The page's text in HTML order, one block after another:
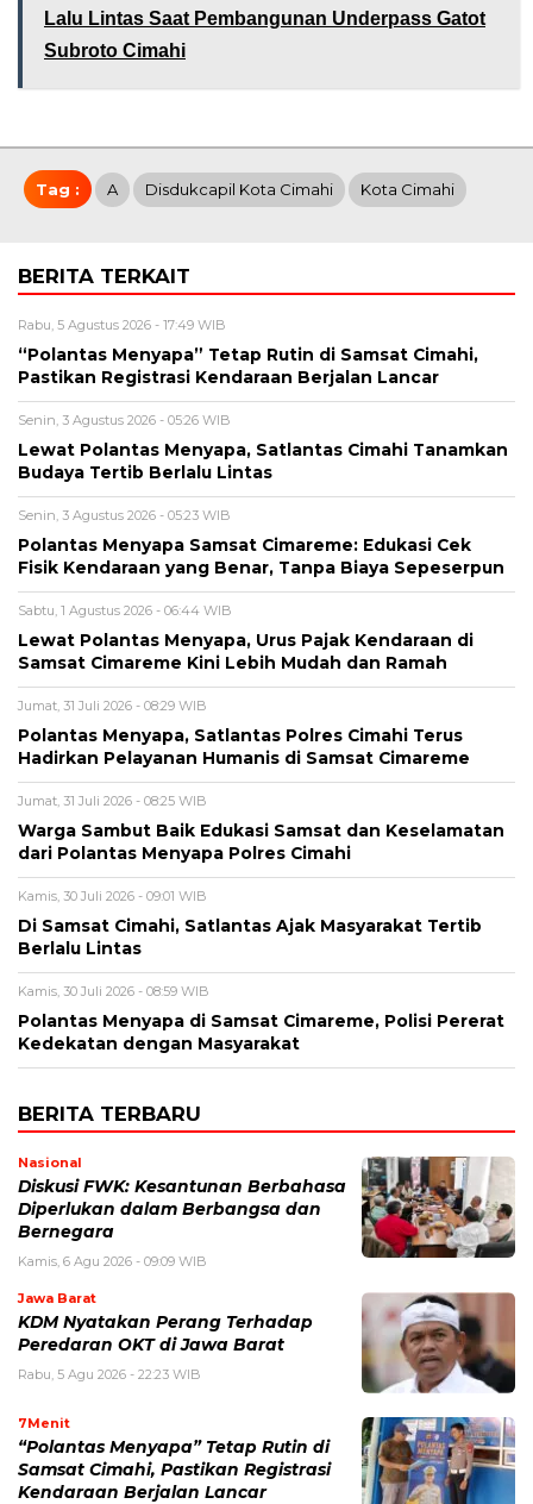
Lalu Lintas Saat Pembangunan Underpass Gatot
Subroto Cimahi
Tag : A Disdukcapil Kota Cimahi Kota Cimahi
BERITA TERKAIT
Rabu, 5 Agustus 2026 - 17:49 WIB
“Polantas Menyapa” Tetap Rutin di Samsat Cimahi,
Pastikan Registrasi Kendaraan Berjalan Lancar
Senin, 3 Agustus 2026 - 05:26 WIB
Lewat Polantas Menyapa, Satlantas Cimahi Tanamkan
Budaya Tertib Berlalu Lintas
Senin, 3 Agustus 2026 - 05:23 WIB
Polantas Menyapa Samsat Cimareme: Edukasi Cek
Fisik Kendaraan yang Benar, Tanpa Biaya Sepeserpun
Sabtu, 1 Agustus 2026 - 06:44 WIB
Lewat Polantas Menyapa, Urus Pajak Kendaraan di
Samsat Cimareme Kini Lebih Mudah dan Ramah
Jumat, 31 Juli 2026 - 08:29 WIB
Polantas Menyapa, Satlantas Polres Cimahi Terus
Hadirkan Pelayanan Humanis di Samsat Cimareme
Jumat, 31 Juli 2026 - 08:25 WIB
Warga Sambut Baik Edukasi Samsat dan Keselamatan
dari Polantas Menyapa Polres Cimahi
Kamis, 30 Juli 2026 - 09:01 WIB
Di Samsat Cimahi, Satlantas Ajak Masyarakat Tertib
Berlalu Lintas
Kamis, 30 Juli 2026 - 08:59 WIB
Polantas Menyapa di Samsat Cimareme, Polisi Pererat
Kedekatan dengan Masyarakat
BERITA TERBARU
Nasional
Diskusi FWK: Kesantunan Berbahasa
Diperlukan dalam Berbangsa dan
Bernegara
Kamis, 6 Agu 2026 - 09:09 WIB
Jawa Barat
KDM Nyatakan Perang Terhadap
Peredaran OKT di Jawa Barat
Rabu, 5 Agu 2026 - 22:23 WIB
7Menit
“Polantas Menyapa” Tetap Rutin di
Samsat Cimahi, Pastikan Registrasi
Kendaraan Berjalan Lancar